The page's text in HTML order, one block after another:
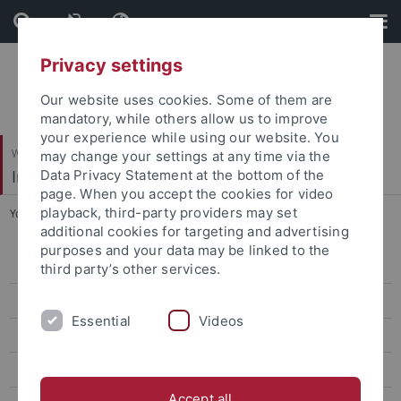
Skip
to
content
Skip
to
footer
Wirtschafts- und Sozialwissenschaftliche Fakultät
Institut für Erziehungswissenschaft
You are here: Startseite ... Berufliches Lehramt: M. Ed.
Berufliches Lehramt: B. Ed.
FAQ M. Ed.
Privacy settings
Our website uses cookies. Some of them are
mandatory, while others allow us to improve
your experience while using our website. You
may change your settings at any time via the
Data Privacy Statement at the bottom of the
page. When you accept the cookies for video
playback, third-party providers may set
additional cookies for targeting and advertising
purposes and your data may be linked to the
third party’s other services.
Essential Videos